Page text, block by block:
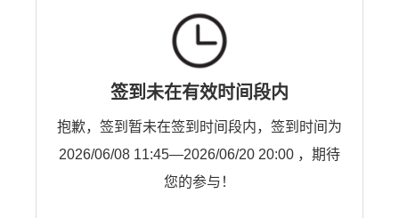
签到未在有效时间段内
抱歉，签到暂未在签到时间段内，签到时间为
2026/06/08 11:45—2026/06/20 20:00 ，期待
您的参与！